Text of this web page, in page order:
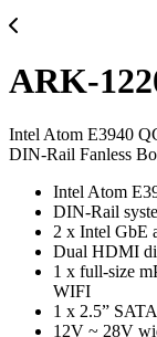
ARK-
Intel Atom E3940
DIN-Rail Fanless
Intel Atom
DIN-Rail
2 x Intel GbE
Dual HDMI
1 x full-size
WIFI
1 x 2.5”
12V ~ 28V